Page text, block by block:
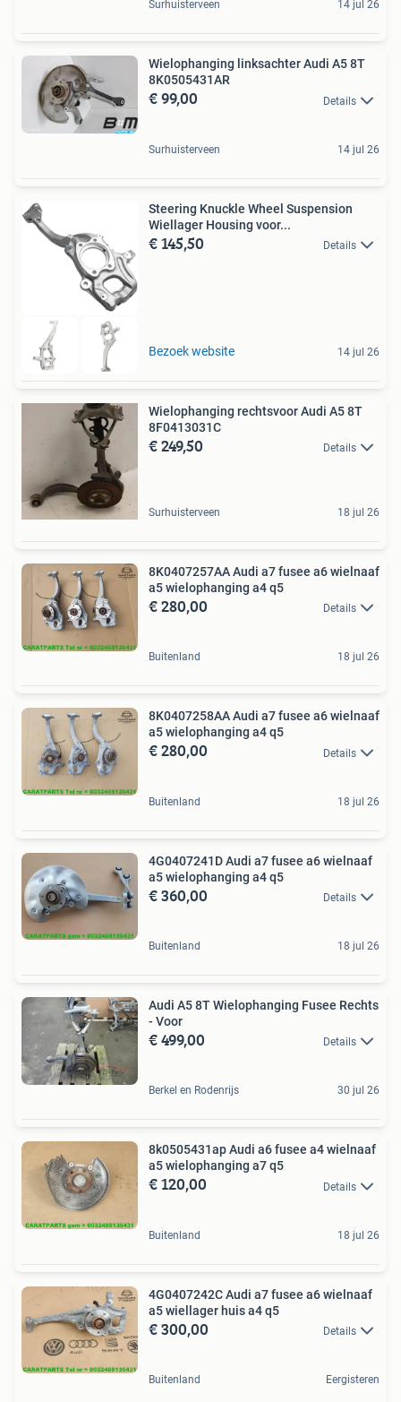
Surhuisterveen 14 jul 26
Wielophanging linksachter Audi A5 8T
8K0505431AR
€ 99,00 Details
Surhuisterveen 14 jul 26
Steering Knuckle Wheel Suspension
Wiellager Housing voor...
€ 145,50 Details
Bezoek website 14 jul 26
Wielophanging rechtsvoor Audi A5 8T
8F0413031C
€ 249,50 Details
Surhuisterveen 18 jul 26
8K0407257AA Audi a7 fusee a6 wielnaaf
a5 wielophanging a4 q5
€ 280,00 Details
Buitenland 18 jul 26
8K0407258AA Audi a7 fusee a6 wielnaaf
a5 wielophanging a4 q5
€ 280,00 Details
Buitenland 18 jul 26
4G0407241D Audi a7 fusee a6 wielnaaf
a5 wielophanging a4 q5
€ 360,00 Details
Buitenland 18 jul 26
Audi A5 8T Wielophanging Fusee Rechts
- Voor
€ 499,00 Details
Berkel en Rodenrijs 30 jul 26
8k0505431ap Audi a6 fusee a4 wielnaaf
a5 wielophanging a7 q5
€ 120,00 Details
Buitenland 18 jul 26
4G0407242C Audi a7 fusee a6 wielnaaf
a5 wiellager huis a4 q5
€ 300,00 Details
Buitenland Eergisteren